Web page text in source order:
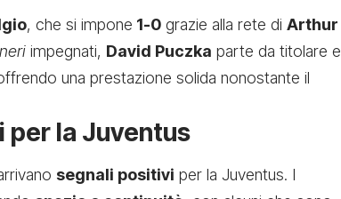
, che si impone 1-0 grazie alla rete di Arthur
impegnati, David Puczka parte da titolare e
una prestazione solida nonostante il
per la Juventus
segnali positivi per la Juventus. I